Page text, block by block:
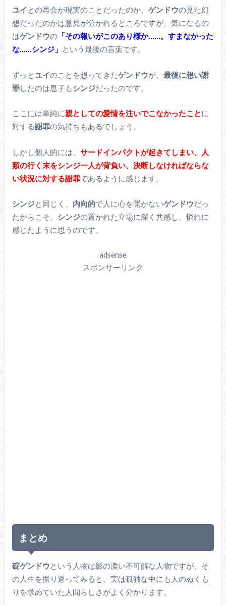
ユイ との再会が現実のことだったのか、 ゲンドウの見た幻
想だったのかは意見が分かれるところですが、気になるの
はゲンドウの「その報いがこのあり様か……。すまなかった
な……シンジ」 という最後の言葉です。
ずっと ユイのことを想ってきたゲンドウが、 最後に想い謝
罪したのは息子もシンジだったのです。
ここには単純に親としての愛情を注いでこなかったことに
対する謝罪の気持ちもあるでしょう。
しかし個人的には、 サードインパクトが起きてしまい、人
類の行く末をシンジ一人が背負い、決断しなければならな
い状況に対する謝罪であるように感じます。
シンジと同じく、 内向的で人に心を開かないゲンドウだっ
たからこそ、 シンジの置かれた立場に深く共感し、憐れに
感じたように思うのです。
adsense
スポンサーリンク
まとめ
碇ゲンドウという人物は影の濃い不可解な人物ですが、そ
の人生を振り返ってみると、実は孤独な中にも人のぬくも
りを求めていた人間らしさがよく分かります。